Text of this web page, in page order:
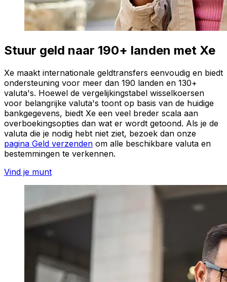
Stuur geld naar 190+ landen met Xe
Xe maakt internationale geldtransfers eenvoudig en biedt
ondersteuning voor meer dan 190 landen en 130+
valuta's. Hoewel de vergelijkingstabel wisselkoersen
voor belangrijke valuta's toont op basis van de huidige
bankgegevens, biedt Xe een veel breder scala aan
overboekingsopties dan wat er wordt getoond. Als je de
valuta die je nodig hebt niet ziet, bezoek dan onze
pagina Geld verzenden om alle beschikbare valuta en
bestemmingen te verkennen.
Vind je munt